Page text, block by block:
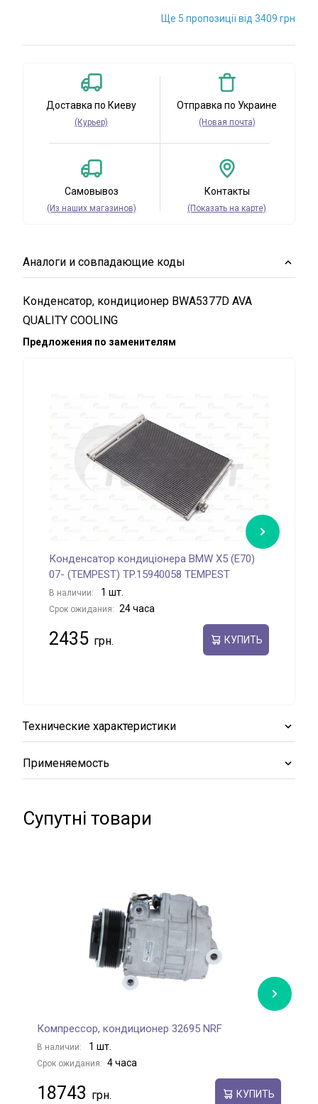
Ще 5 пропозиції від 3409 грн
Доставка по Киеву
(Курьер)
Отправка по Украине
(Новая почта)
Самовывоз
(Из наших магазинов)
Контакты
(Показать на карте)
Аналоги и совпадающие коды
Конденсатор, кондиционер BWA5377D AVA
QUALITY COOLING
Предложения по заменителям
Конденсатор кондиціонера BMW X5 (E70)
07- (TEMPEST) TP.15940058 TEMPEST
В наличии: 1 шт.
Срок ожидания: 24 часа
2435 КУПИТЬ
Технические характеристики
Применяемость
Супутні товари
Компрессор, кондиционер 32695 NRF
В наличии: 1 шт.
Срок ожидания: 4 часа
18743 КУПИТЬ